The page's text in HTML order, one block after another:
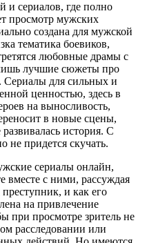
сериалов, где полно
просмотр мужских
создана для мужской
тематика боевиков,
любовные драмы с
лучшие сюжеты про
Сериалы для сильных и
ценностью, здесь в
на выносливость,
в новые сцены,
история. С
не придется скучать.
сериалы онлайн,
вместе с ними, рассуждая
и как его
на привлечение
при просмотре зритель не
расследовании или